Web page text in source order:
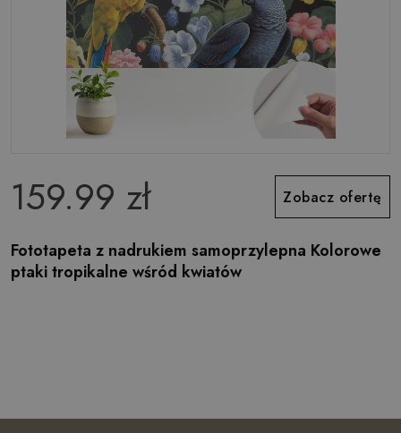
159.99 zł Zobacz ofertę
Fototapeta z nadrukiem samoprzylepna Kolorowe
ptaki tropikalne wśród kwiatów